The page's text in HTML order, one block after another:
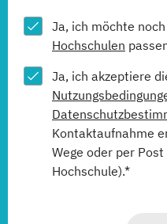
Ja, ich möchte
Hochschulen
Ja, ich akzeptiere
Kontaktaufnahme
Wege oder per
Hochschule).*